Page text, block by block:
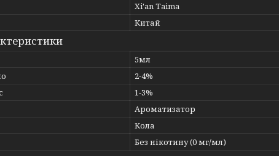
Xi'an Taima
Китай
5мл
2-4%
1-3%
Ароматизатор
Кола
Без нікотину (0 мг/мл)